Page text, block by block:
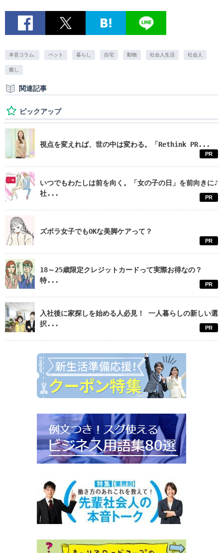
本音コラム. ペット 暮らし 自宅 動物 社会人生活 社会人
癒し
関連記事
ピックアップ
視点を変えれば、世の中は変わる。「Rethink PR...
PR
いつでもわたしは前を向く。「女の子の日」を前向きに♪
社...
PR
ズボラ女子でもOKな美脚ケアって？
PR
18～25歳限定クレジットカードって実際お得なの？
特...
PR
入社後に家探しを始める人必見！ 一人暮らしの新しい選
択...
PR